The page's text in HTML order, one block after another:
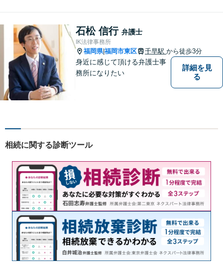
石松 信行 弁護士
IK法律事務所
福岡県|福岡市東区 千早駅 から徒歩3分
身近に感じて頂ける弁護士事
務所になりたい
詳細を見
る
相続に関する診断ツール